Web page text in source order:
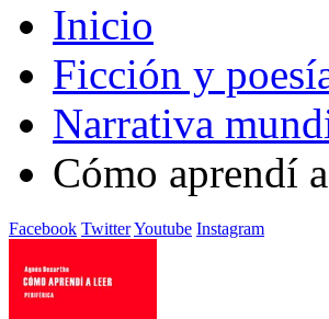
Inicio
Ficción y
Narrativa
Cómo aprendí
Facebook TwitterYoutube Instagram